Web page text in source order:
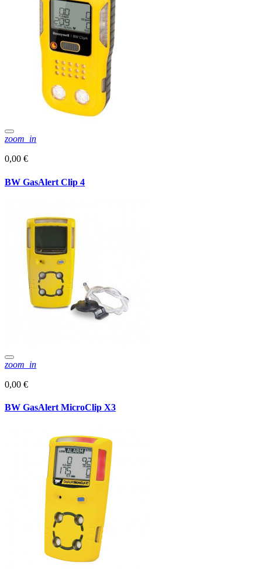
zoom_in
0,00 €
BW GasAlert Clip 4
zoom_in
0,00 €
BW GasAlert MicroClip X3